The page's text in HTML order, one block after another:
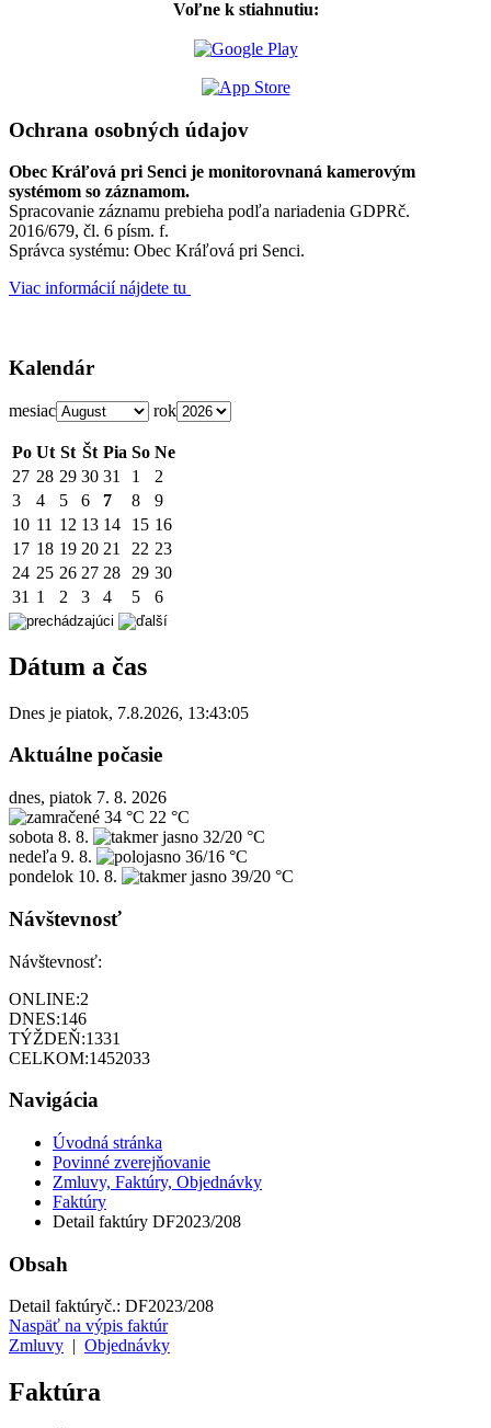
Voľne k stiahnutiu:
Ochrana osobných údajov
Obec Kráľová pri Senci je monitorovnaná kamerovým
systémom so záznamom.
Spracovanie záznamu prebieha podľa nariadenia GDPRč.
2016/679, čl. 6 písm. f.
Správca systému: Obec Kráľová pri Senci.
Viac informácií nájdete tu
Kalendár
mesiac rok
Po Ut St Št Pia So Ne
27 28 29 30 31 1
2
3
4 5 6 7 8
9
10 11 12 13 14 15 16
17 18 19 20 21 22 23
24 25 26 27 28 29 30
31 1 2 3 4 5 6
Dátum a čas
Dnes je piatok, 7.8.2026, 13:43:05
Aktuálne počasie
dnes, piatok 7. 8. 2026
34 °C 22 °C
sobota 8. 8.
32/20 °C
nedeľa 9. 8.
36/16 °C
pondelok 10. 8. 39/20 °C
Návštevnosť
Návštevnosť:
ONLINE:2
DNES:146
TÝŽDEŇ:1331
CELKOM:1452033
Navigácia
Úvodná stránka
Povinné zverejňovanie
Zmluvy, Faktúry, Objednávky
Faktúry
Detail faktúry DF2023/208
Obsah
Detail faktúryč.: DF2023/208
Naspäť na výpis faktúr
Zmluvy
Objednávky
Faktúra